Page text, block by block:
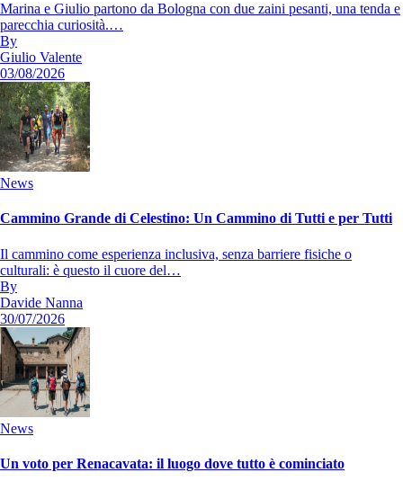
Marina e Giulio partono da Bologna con due zaini pesanti, una tenda e
parecchia curiosità.…
By
Giulio Valente
03/08/2026
News
Cammino Grande di Celestino: Un Cammino di Tutti e per Tutti
Il cammino come esperienza inclusiva, senza barriere fisiche o
culturali: è questo il cuore del…
By
Davide Nanna
30/07/2026
News
Un voto per Renacavata: il luogo dove tutto è cominciato